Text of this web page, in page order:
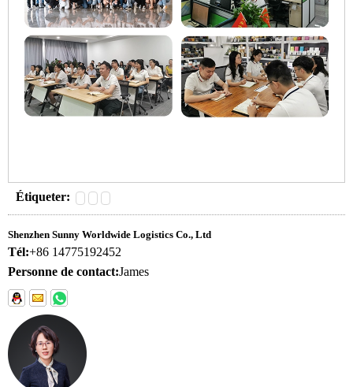
Étiqueter:
Shenzhen Sunny Worldwide Logistics Co., Ltd
Tél:+86 14775192452
Personne de contact:James